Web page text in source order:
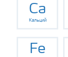
Ca
Кальций
Fe